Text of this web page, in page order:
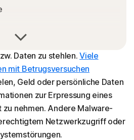
sich um Programme, Codes oder
sind, Systeme zu stören
Daten zu stehlen.Viele
mit Betrugsversuchen
Geld oder persönliche Daten
zur Erpressung eines
zu nehmen. Andere Malware-
Netzwerkzugriff oder